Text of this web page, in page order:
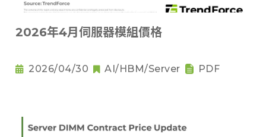
2026年4月伺服器模組價格
2026/04/30 AI/HBM/Server PDF